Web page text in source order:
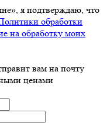
я подтверждаю, что
обработки
на обработку моих
вам на почту
ценами